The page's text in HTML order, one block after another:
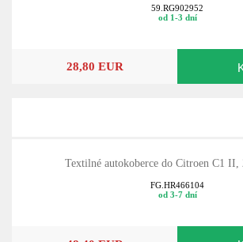
59.RG902952
od 1-3 dní
28,80 EUR
Textilné autokoberce do Citroen C1 II,
FG.HR466104
od 3-7 dní